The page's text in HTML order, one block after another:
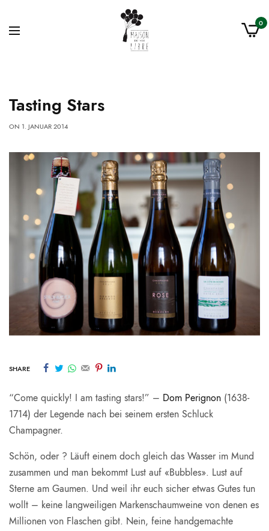
0
Tasting Stars
ON 1. JANUAR 2014
SHARE
“Come quickly! I am tasting stars!” – Dom Perignon (1638-
1714) der Legende nach bei seinem ersten Schluck
Champagner.
Schön, oder ? Läuft einem doch gleich das Wasser im Mund
zusammen und man bekommt Lust auf «Bubbles». Lust auf
Sterne am Gaumen. Und weil ihr euch sicher etwas Gutes tun
wollt – keine langweiligen Markenschaumweine von denen es
Millionen von Flaschen gibt. Nein, feine handgemachte